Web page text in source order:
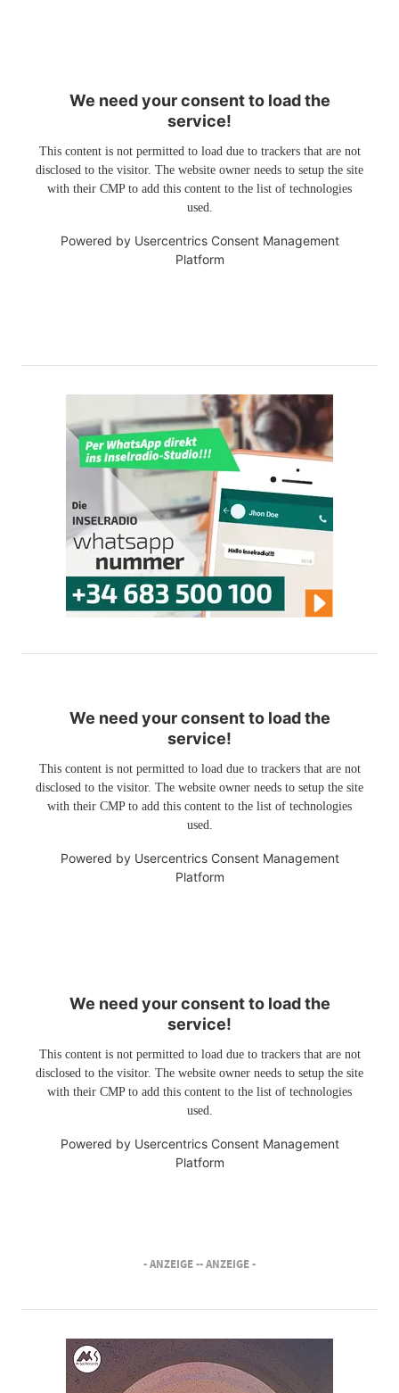
We need your consent to load the
service!
This content is not permitted to load due to trackers that are not
disclosed to the visitor. The website owner needs to setup the site
with their CMP to add this content to the list of technologies
used.
Powered by Usercentrics Consent Management
Platform
We need your consent to load the
service!
This content is not permitted to load due to trackers that are not
disclosed to the visitor. The website owner needs to setup the site
with their CMP to add this content to the list of technologies
used.
Powered by Usercentrics Consent Management
Platform
We need your consent to load the
service!
This content is not permitted to load due to trackers that are not
disclosed to the visitor. The website owner needs to setup the site
with their CMP to add this content to the list of technologies
used.
Powered by Usercentrics Consent Management
Platform
- ANZEIGE -- ANZEIGE -